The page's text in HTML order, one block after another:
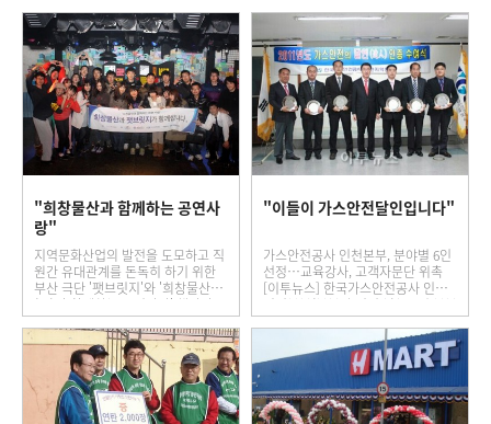
"희창물산과 함께하는 공연사
랑"
지역문화산업의 발전을 도모하고 직
원간 유대관계를 돈독히 하기 위한
부산 극단 '팻브릿지'와 '희창물산
(주)과 함께하는 공연사랑' 행사가
2011년 12월 28일 부산소재의 한 소
극장에서 열렸습니다. 고난과 역경
"이들이 가스안전달인입니다"
가스안전공사 인천본부, 분야별 6인
선정…교육강사, 고객자문단 위촉
[이투뉴스] 한국가스안전공사 인천
지역본부(본부장 김성수)는 6일 본부
교육장에서 ‘가스안전달인(達人)’ 인
증 수여식을 가졌다. 가스안전달인
은 가스…